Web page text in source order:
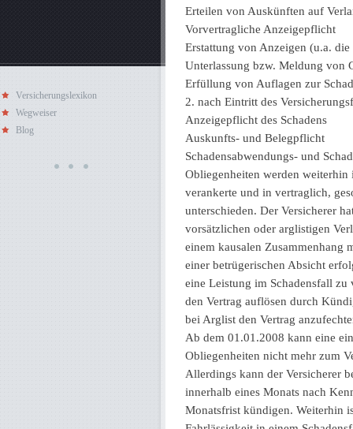
Versicherungslexikon
Wegweiser
Blog
Erteilen von Auskünften auf
Vorvertragliche Anzeigepflicht
Erstattung von Anzeigen (u.a.
Unterlassung bzw. Meldung von
Erfüllung von Auflagen zur
2. nach Eintritt des
Anzeigepflicht des Schadens
Auskunfts- und Belegpflicht
Schadensabwendungs- und
Obliegenheiten werden weiterhin
verankerte und in vertraglich,
unterschieden. Der Versicherer
vorsätzlichen oder arglistigen
einem kausalen Zusammenhang
einer betrügerischen Absicht
eine Leistung im Schadensfall zu
den Vertrag auflösen durch
bei Arglist den Vertrag
Ab dem 01.01.2008 kann eine
Obliegenheiten nicht mehr zum
Allerdings kann der Versicherer
innerhalb eines Monats nach
Monatsfrist kündigen. Weiterhin